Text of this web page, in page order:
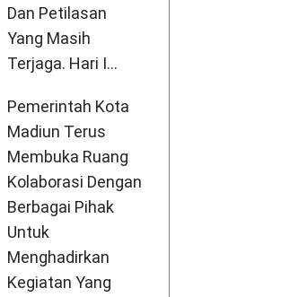
Dan Petilasan
Yang Masih
Terjaga. Hari I...
Pemerintah Kota
Madiun Terus
Membuka Ruang
Kolaborasi Dengan
Berbagai Pihak
Untuk
Menghadirkan
Kegiatan Yang